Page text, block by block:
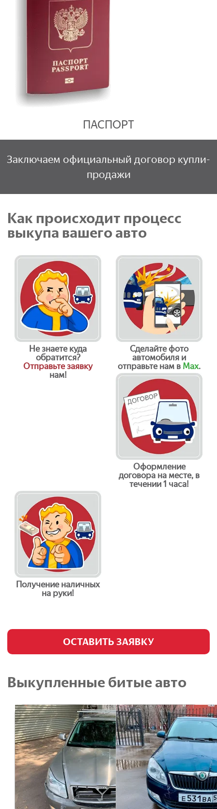
ПАСПОРТ
Заключаем официальный договор купли-
продажи
Как происходит процесс
выкупа вашего авто
Не знаете куда
обратится?
Отправьте заявку
нам!
Сделайте фото
автомобиля и
отправьте нам в Max.
Оформление
договора на месте, в
течении 1 часа!
Получение наличных
на руки!
ОСТАВИТЬ ЗАЯВКУ
Выкупленные битые авто